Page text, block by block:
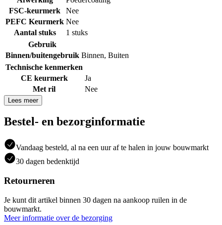
FSC-keurmerk
Nee
PEFC Keurmerk Nee
Aantal stuks
1 stuks
Gebruik
Binnen/buitengebruik Binnen, Buiten
Technische kenmerken
CE keurmerk
Ja
Met ril
Nee
Lees meer
Bestel- en bezorginformatie
Vandaag besteld, al na een uur af te halen in jouw bouwmarkt
30 dagen bedenktijd
Retourneren
Je kunt dit artikel binnen 30 dagen na aankoop ruilen in de
bouwmarkt.
Meer informatie over de bezorging